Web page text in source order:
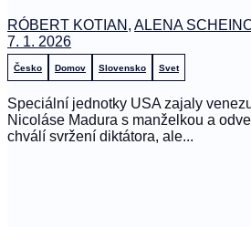
RÓBERT KOTIAN , ALENA
7. 1. 2026
Česko Domov Slovensko Svet
Speciální jednotky USA zajaly
Nicoláse Madura s manželkou a
chválí svržení diktátora, ale...